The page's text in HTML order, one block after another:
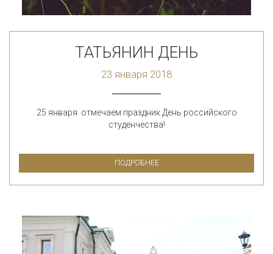
ТАТЬЯНИН ДЕНЬ
23 января 2018
25 января отмечаем праздник День российского
студенчества!
ПОДРОБНЕЕ